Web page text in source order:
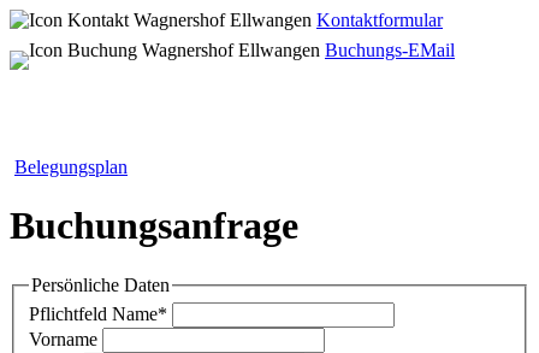
Kontaktformular
Buchungs-EMail
Belegungsplan
Buchungsanfrage
Persönliche Daten
Pflichtfeld Name*
Vorname